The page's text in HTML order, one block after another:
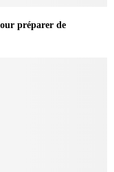
préparer de